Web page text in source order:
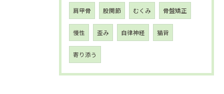
肩甲骨 股関節 むくみ 骨盤矯正
慢性 歪み 自律神経 猫背
寄り添う